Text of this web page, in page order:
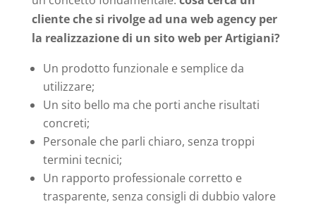
cliente che si rivolge ad una web agency per
la realizzazione di un sito web per Artigiani?
Un prodotto funzionale e semplice da
utilizzare;
Un sito bello ma che porti anche risultati
concreti;
Personale che parli chiaro, senza troppi
termini tecnici;
Un rapporto professionale corretto e
trasparente, senza consigli di dubbio valore